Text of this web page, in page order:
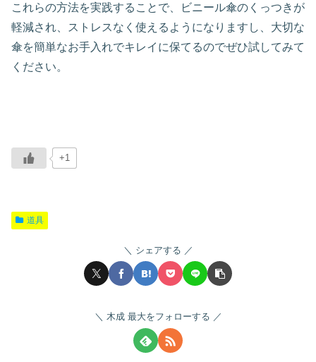
これらの方法を実践することで、ビニール傘のくっつきが
軽減され、ストレスなく使えるようになりますし、大切な
傘を簡単なお手入れでキレイに保てるのでぜひ試してみて
ください。
+1
道具
シェアする
木成 最大をフォローする